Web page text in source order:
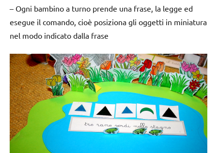
– Ogni bambino a turno prende una frase, la legge ed
esegue il comando, cioè posiziona gli oggetti in miniatura
nel modo indicato dalla frase